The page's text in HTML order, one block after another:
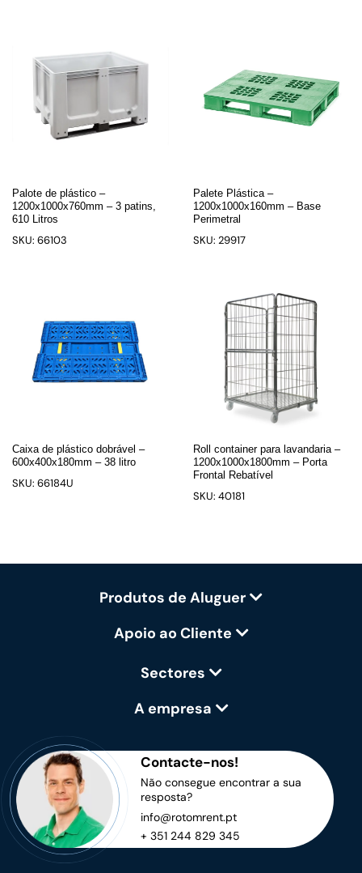
Palote de plástico –
1200x1000x760mm – 3 patins,
610 Litros
SKU: 66103
Palete Plástica –
1200x1000x160mm – Base
Perimetral
SKU: 29917
Caixa de plástico dobrável –
600x400x180mm – 38 litro
SKU: 66184U
Roll container para lavandaria –
1200x1000x1800mm – Porta
Frontal Rebatível
SKU: 40181
Produtos de Aluguer
Apoio ao Cliente
Sectores
A empresa
Contacte-nos!
Não consegue encontrar a sua
resposta?
info@rotomrent.pt
+ 351 244 829 345